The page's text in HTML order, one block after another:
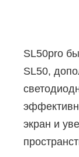
SL50pro
SL50,
экран и